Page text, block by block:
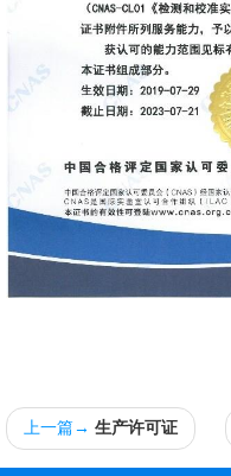
上一篇→ 生产许可证